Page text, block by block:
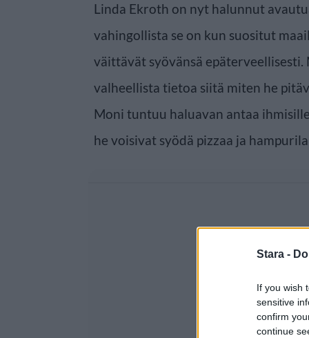
Stara -
If you wish
sensitive
confirm
continue
Linda Ekroth on nyt halunnut
vahingollista se on kun suositut
väittävät syövänsä
valheellista tietoa siitä miten he
Moni tuntuu haluavan antaa
he voisivat syödä pizzaa ja